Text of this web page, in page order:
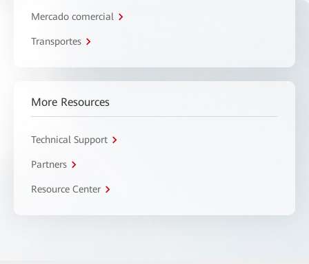
Mercado comercial
Transportes
More Resources
Technical Support
Partners
Resource Center